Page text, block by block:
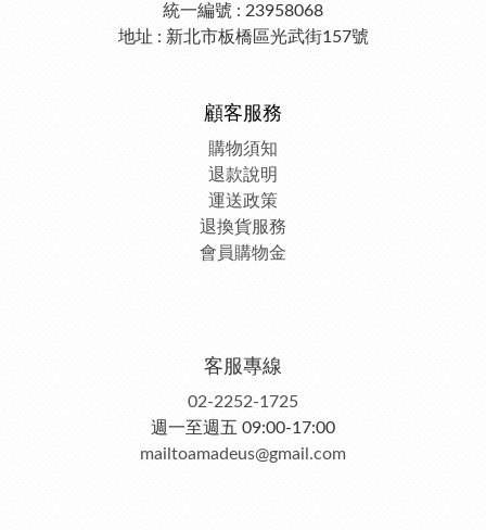
統一編號 : 23958068
地址 : 新北市板橋區光武街157號
顧客服務
購物須知
退款說明
運送政策
退換貨服務
會員購物金
客服專線
02-2252-1725
週一至週五 09:00-17:00
mailtoamadeus@gmail.com